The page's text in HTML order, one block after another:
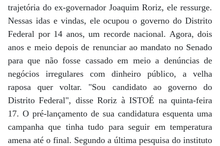
trajetória do ex-governador Joaquim Roriz, ele ressurge.
Nessas idas e vindas, ele ocupou o governo do Distrito
Federal por 14 anos, um recorde nacional. Agora, dois
anos e meio depois de renunciar ao mandato no Senado
para que não fosse cassado em meio a denúncias de
negócios irregulares com dinheiro público, a velha
raposa quer voltar. "Sou candidato ao governo do
Distrito Federal", disse Roriz à ISTOÉ na quinta-feira
17. O pré-lançamento de sua candidatura esquenta uma
campanha que tinha tudo para seguir em temperatura
amena até o final. Segundo a última pesquisa do instituto